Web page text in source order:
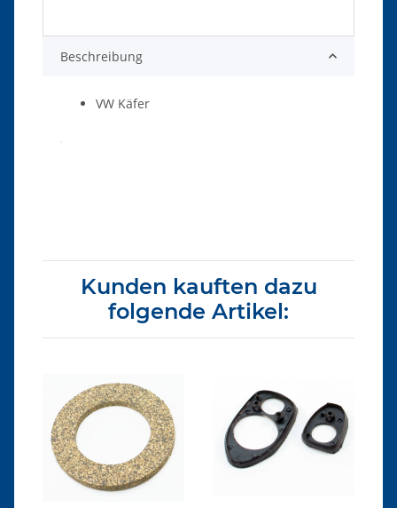
Beschreibung
VW Käfer
Kunden kauften dazu
folgende Artikel: